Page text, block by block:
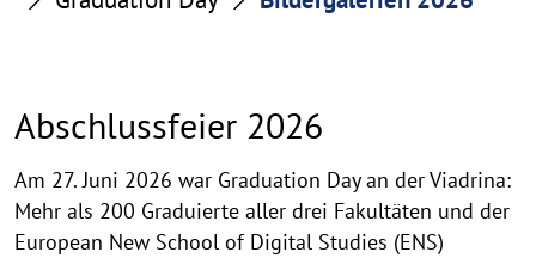
Abschlussfeier 2026
Abschlussfeier
2026
Am 27. Juni 2026 war Graduation Day an der Viadrina:
Mehr als 200 Graduierte aller drei Fakultäten und der
European New School of Digital Studies (ENS)